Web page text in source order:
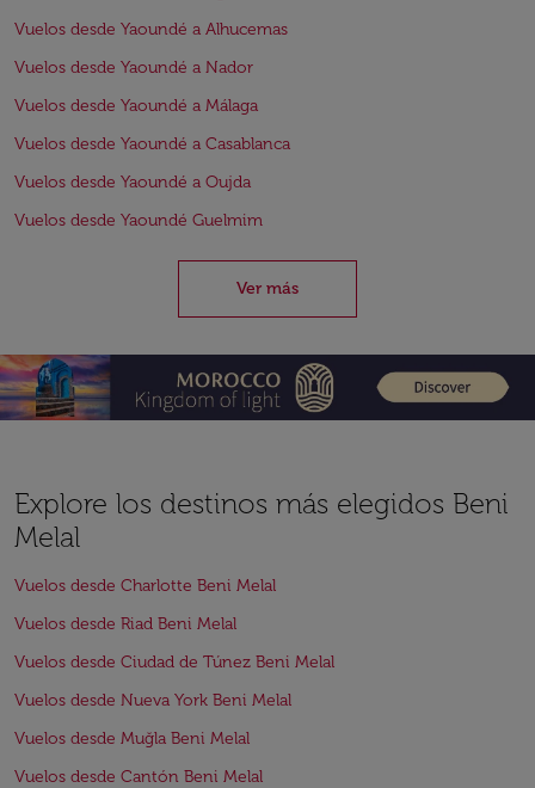
Vuelos desde Yaoundé a Alhucemas
Vuelos desde Yaoundé a Nador
Vuelos desde Yaoundé a Málaga
Vuelos desde Yaoundé a Casablanca
Vuelos desde Yaoundé a Oujda
Vuelos desde Yaoundé Guelmim
Ver más
Explore los destinos más elegidos Beni
Melal
Vuelos desde Charlotte Beni Melal
Vuelos desde Riad Beni Melal
Vuelos desde Ciudad de Túnez Beni Melal
Vuelos desde Nueva York Beni Melal
Vuelos desde Muğla Beni Melal
Vuelos desde Cantón Beni Melal